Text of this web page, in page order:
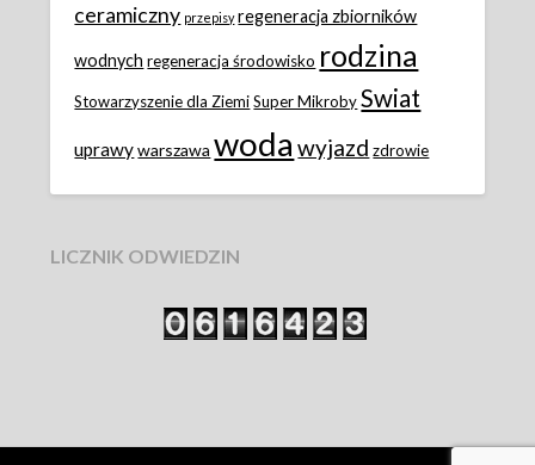
ceramiczny przepisy regeneracja zbiorników
wodnych regeneracja środowisko rodzina
Stowarzyszenie dla Ziemi Super Mikroby Swiat
uprawy warszawa woda wyjazd zdrowie
LICZNIK ODWIEDZIN